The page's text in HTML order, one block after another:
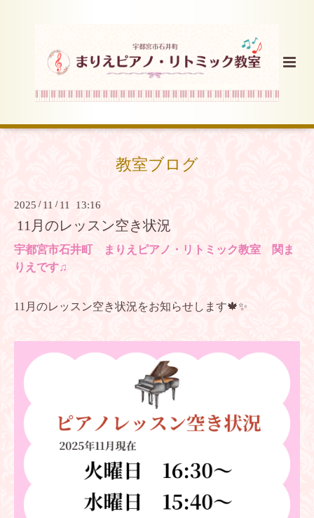
教室ブログ
2025 / 11 / 11 13:16
11月のレッスン空き状況
宇都宮市石井町 まりえピアノ・リトミック教室 関ま
りえです♫
11月のレッスン空き状況をお知らせします🍁✨